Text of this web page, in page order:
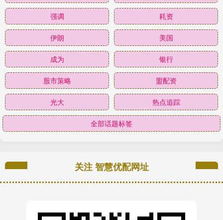
强调 耗资
伊朗 美国
成为 银行
股市策略 盟配资
光大 热点追踪
全部话题标签
关注 智慧优配网址